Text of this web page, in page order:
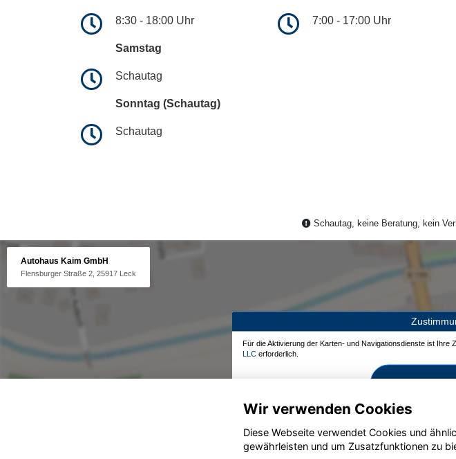
8:30 - 18:00 Uhr
Samstag
Schautag
Sonntag (Schautag)
Schautag
7:00 - 17:00 Uhr
Schautag, keine Beratung, kein
Autohaus Kaim GmbH
Flensburger Straße 2, 25917 Leck
Für die Aktivierung der Karten- und Navigationsdienste ist Ihre
LLC erforderlich.
Wir verwenden Cookies
Diese Webseite verwendet Cookies und
gewährleisten und um Zusatzfunktionen zu